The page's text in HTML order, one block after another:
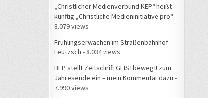
„Christlicher Medienverbund KEP“ heißt
künftig „Christliche Medieninitiative pro“ -
8.079 views
Frühlingserwachen im Straßenbahnhof
Leutzsch - 8.034 views
BFP stellt Zeitschrift GEISTbewegt! zum
Jahresende ein – mein Kommentar dazu -
7.990 views